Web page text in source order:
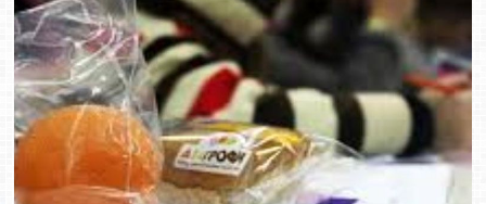
διαγωνισμό
που
ακύρωσε
το
Ελεγκτικό
Συνέδριο